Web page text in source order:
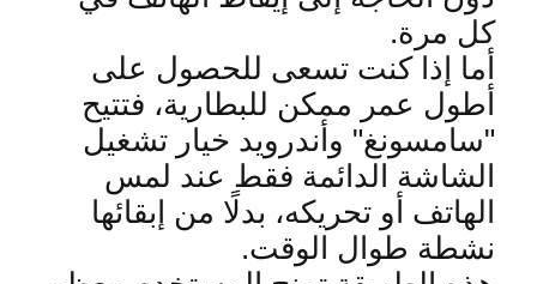
كل مرة.
أما إذا كنت تسعى للحصول على
أطول عمر ممكن للبطارية، فتتيح
"سامسونغ" وأندرويد خيار تشغيل
الشاشة الدائمة فقط عند لمس
الهاتف أو تحريكه، بدلًا من إبقائها
نشطة طوال الوقت.